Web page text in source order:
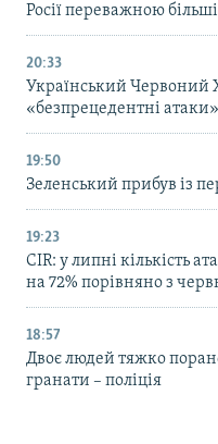
Росії переважною
20:33
Український Червоний
«безпрецедентні
19:50
Зеленський прибув із
19:23
CIR: у липні кількість
на 72% порівняно з
18:57
Двоє людей тяжко
гранати – поліція